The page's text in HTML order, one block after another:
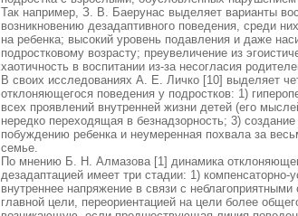
Так например, З. В. Баерунас выделяет варианты
возникновению дезадаптивного поведения, среди
на ребенка; высокий уровень подавления и даже
подростковому возрасту; преувеличение из
хаотичность в воспитании из-за несогласия
В своих исследованиях А. Е. Личко [10] выделяет
отклоняющегося поведения у подростков: 1)
всех проявлений внутренней жизни детей (его
нередко переходящая в безнадзорность; 3)
побуждению ребенка и неумеренная похвала за
семье.
По мнению Б. Н. Алмазова [1] динамика
дезадаптацией имеет три стадии: 1) компенсаторно-
внутреннее напряжение в связи с
главной цели, переориентацией на цели более